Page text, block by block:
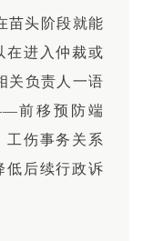
苗头阶段就能
在进入仲裁或
关负责人一语
前移预防端
工伤事务关系
低后续行政诉